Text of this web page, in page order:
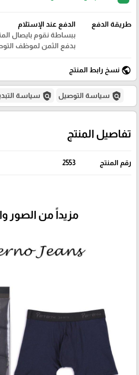
طريقة الدفع
الدفع عند الإستلام
ببساطة نقوم بايصال
بدفع الثمن لموظف
public نسخ رابط المنتج
policy سياسة التوصيل policy سياسة
تفاصيل المنتج
رقم المنتج 2553
مزيداً من الصور